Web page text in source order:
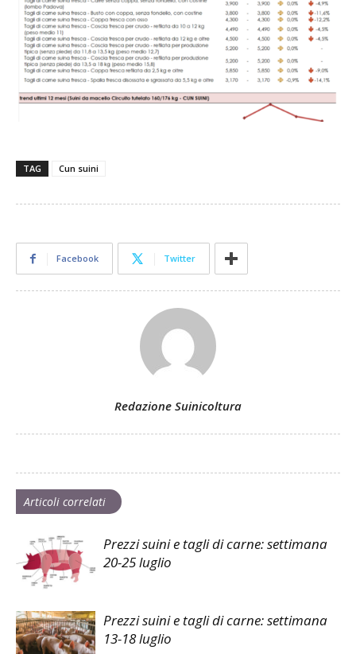
TAG Cun suini
Facebook Twitter
Redazione Suinicoltura
Articoli correlati
Prezzi suini e tagli di carne: settimana
20-25 luglio
Prezzi suini e tagli di carne: settimana
13-18 luglio